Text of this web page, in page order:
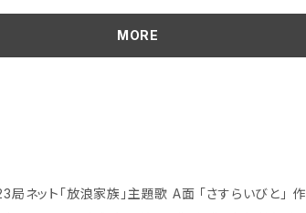
MORE
歌 A面 「さすらいびと」 作詩/小木鳴彦、作曲・編